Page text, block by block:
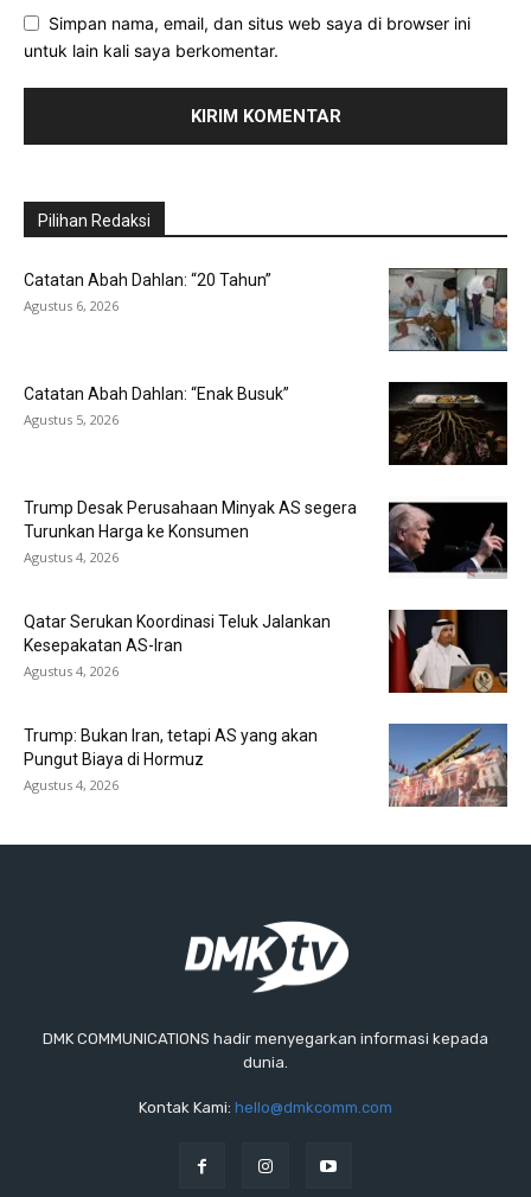
Simpan nama, email, dan situs web saya di browser ini
untuk lain kali saya berkomentar.
Pilihan Redaksi
Catatan Abah Dahlan: “20 Tahun”
Agustus 6, 2026
Catatan Abah Dahlan: “Enak Busuk”
Agustus 5, 2026
Trump Desak Perusahaan Minyak AS segera
Turunkan Harga ke Konsumen
Agustus 4, 2026
Qatar Serukan Koordinasi Teluk Jalankan
Kesepakatan AS-Iran
Agustus 4, 2026
Trump: Bukan Iran, tetapi AS yang akan
Pungut Biaya di Hormuz
Agustus 4, 2026
DMK COMMUNICATIONS hadir menyegarkan informasi kepada
dunia.
Kontak Kami: hello@dmkcomm.com